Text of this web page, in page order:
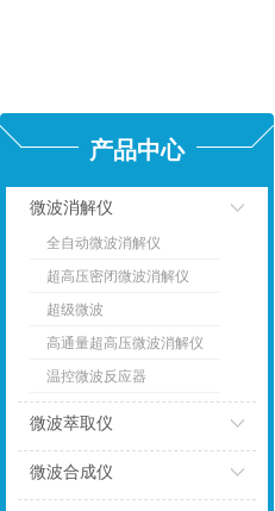
产品中心
微波消解仪
全自动微波消解仪
超高压密闭微波消解仪
超级微波
高通量超高压微波消解仪
温控微波反应器
微波萃取仪
微波合成仪